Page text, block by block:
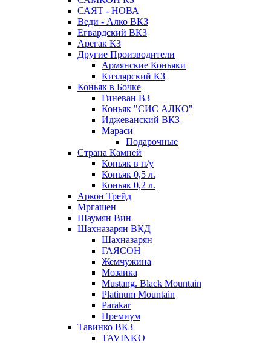
САЯТ - НОВА
Веди - Алко ВКЗ
Егвардский ВКЗ
Арегак КЗ
Другие Производители
Армянские Коньяки
Кизлярский КЗ
Коньяк в Бочке
Гиневан ВЗ
Коньяк "СИС АЛКО"
Иджеванский ВКЗ
Мараси
Подарочные
Страна Камней
Коньяк в п/у
Коньяк 0,5 л.
Коньяк 0,2 л.
Аркон Трейд
Мргашен
Шаумян Вин
Шахназарян ВКД
Шахназарян
ГАЯСОН
Жемчужина
Мозаика
Mustang. Black Mountain
Platinum Mountain
Parakar
Премиум
Тавинко ВКЗ
TAVINKO